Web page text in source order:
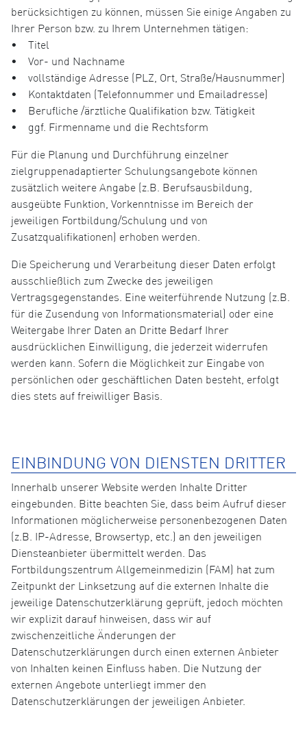
berücksichtigen zu können, müssen Sie einige Angaben zu
Ihrer Person bzw. zu Ihrem Unternehmen tätigen:
• Titel
• Vor- und Nachname
• vollständige Adresse (PLZ, Ort, Straße/Hausnummer)
• Kontaktdaten (Telefonnummer und Emailadresse)
• Berufliche /ärztliche Qualifikation bzw. Tätigkeit
• ggf. Firmenname und die Rechtsform
Für die Planung und Durchführung einzelner
zielgruppenadaptierter Schulungsangebote können
zusätzlich weitere Angabe (z.B. Berufsausbildung,
ausgeübte Funktion, Vorkenntnisse im Bereich der
jeweiligen Fortbildung/Schulung und von
Zusatzqualifikationen) erhoben werden.
Die Speicherung und Verarbeitung dieser Daten erfolgt
ausschließlich zum Zwecke des jeweiligen
Vertragsgegenstandes. Eine weiterführende Nutzung (z.B.
für die Zusendung von Informationsmaterial) oder eine
Weitergabe Ihrer Daten an Dritte Bedarf Ihrer
ausdrücklichen Einwilligung, die jederzeit widerrufen
werden kann. Sofern die Möglichkeit zur Eingabe von
persönlichen oder geschäftlichen Daten besteht, erfolgt
dies stets auf freiwilliger Basis.
EINBINDUNG VON DIENSTEN DRITTER
Innerhalb unserer Website werden Inhalte Dritter
eingebunden. Bitte beachten Sie, dass beim Aufruf dieser
Informationen möglicherweise personenbezogenen Daten
(z.B. IP-Adresse, Browsertyp, etc.) an den jeweiligen
Diensteanbieter übermittelt werden. Das
Fortbildungszentrum Allgemeinmedizin (FAM) hat zum
Zeitpunkt der Linksetzung auf die externen Inhalte die
jeweilige Datenschutzerklärung geprüft, jedoch möchten
wir explizit darauf hinweisen, dass wir auf
zwischenzeitliche Änderungen der
Datenschutzerklärungen durch einen externen Anbieter
von Inhalten keinen Einfluss haben. Die Nutzung der
externen Angebote unterliegt immer den
Datenschutzerklärungen der jeweiligen Anbieter.